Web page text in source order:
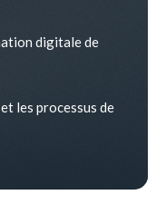
digitale de
les processus de